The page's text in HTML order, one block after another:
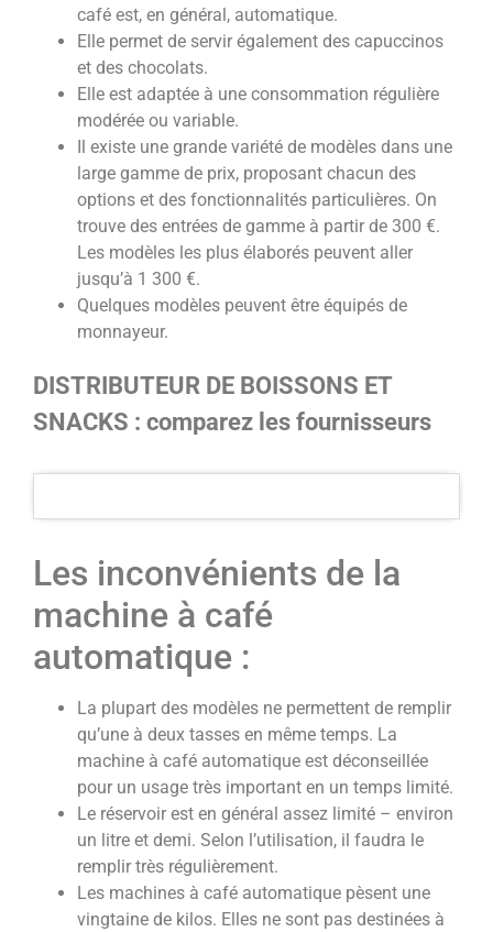
café est, en général, automatique.
Elle permet de servir également des capuccinos
et des chocolats.
Elle est adaptée à une consommation régulière
modérée ou variable.
Il existe une grande variété de modèles dans une
large gamme de prix, proposant chacun des
options et des fonctionnalités particulières. On
trouve des entrées de gamme à partir de 300 €.
Les modèles les plus élaborés peuvent aller
jusqu’à 1 300 €.
Quelques modèles peuvent être équipés de
monnayeur.
DISTRIBUTEUR DE BOISSONS ET
SNACKS : comparez les fournisseurs
Les inconvénients de la
machine à café
automatique :
La plupart des modèles ne permettent de remplir
qu’une à deux tasses en même temps. La
machine à café automatique est déconseillée
pour un usage très important en un temps limité.
Le réservoir est en général assez limité – environ
un litre et demi. Selon l’utilisation, il faudra le
remplir très régulièrement.
Les machines à café automatique pèsent une
vingtaine de kilos. Elles ne sont pas destinées à